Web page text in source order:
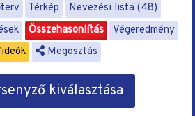
Térkép
Nevezési lista (48)
Összehasonlítás
Végeredmény
Megosztás
kiválasztása